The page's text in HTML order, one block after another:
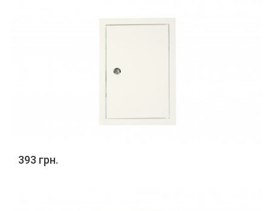
393 грн.